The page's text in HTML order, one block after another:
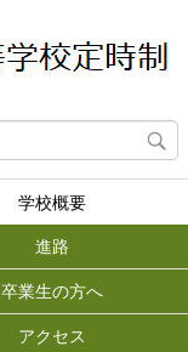
学校概要
進路
卒業生の方へ
アクセス